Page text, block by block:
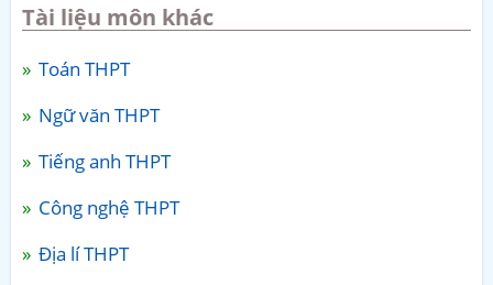
Tài liệu môn khác
Toán THPT
Ngữ văn THPT
Tiếng anh THPT
Công nghệ THPT
Địa lí THPT